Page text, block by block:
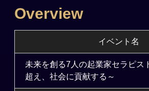
Overview
イベント名
未来を創る7人の起業家セラピス
超え、社会に貢献する～